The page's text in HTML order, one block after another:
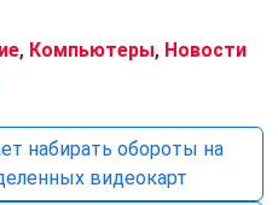
, Компьютеры, Новости
набирать обороты на
видеокарт